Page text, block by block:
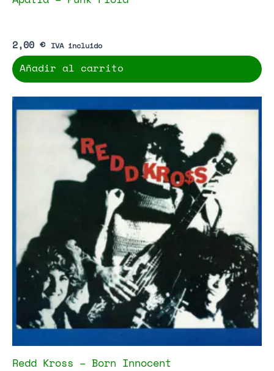
2,00 € IVA incluido
Añadir al carrito
Redd Kross – Born Innocent